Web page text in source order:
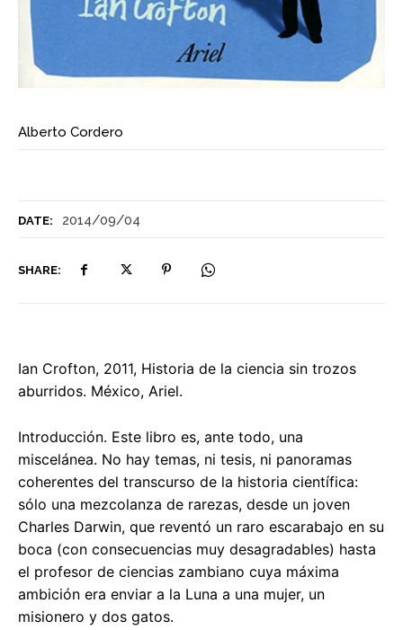
DATE: 2014/09/04
SHARE:
Alberto Cordero
Ian Crofton, 2011, Historia de la ciencia sin trozos
aburridos. México, Ariel.
Introducción. Este libro es, ante todo, una
miscelánea. No hay temas, ni tesis, ni panoramas
coherentes del transcurso de la historia científica:
sólo una mezcolanza de rarezas, desde un joven
Charles Darwin, que reventó un raro escarabajo en su
boca (con consecuencias muy desagradables) hasta
el profesor de ciencias zambiano cuya máxima
ambición era enviar a la Luna a una mujer, un
misionero y dos gatos.